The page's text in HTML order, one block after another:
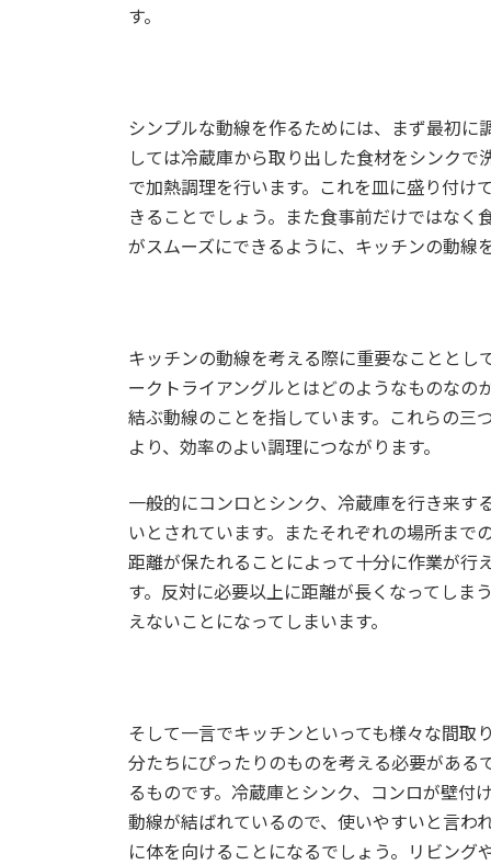
す。
シンプルな動線を作るためには、まず最初に
しては冷蔵庫から取り出した食材をシンク
で加熱調理を行います。これを皿に盛り付け
きることでしょう。また食事前だけではな
がスムーズにできるように、キッチンの動線
キッチンの動線を考える際に重要なこととし
ークトライアングルとはどのようなものなの
結ぶ動線のことを指しています。これらの三
より、効率のよい調理につながります。
一般的にコンロとシンク、冷蔵庫を行き来
いとされています。またそれぞれの場所ま
距離が保たれることによって十分に作業が行
す。反対に必要以上に距離が長くなってしま
えないことになってしまいます。
そして一言でキッチンといっても様々な間取
分たちにぴったりのものを考える必要があ
るものです。冷蔵庫とシンク、コンロが壁付
動線が結ばれているので、使いやすいと言わ
に体を向けることになるでしょう。リビン